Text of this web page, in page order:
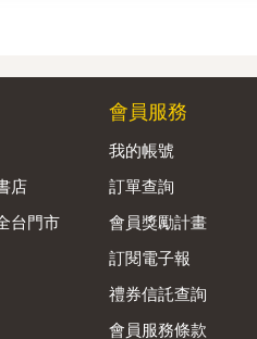
店
台門市
會員服務
我的帳號
訂單查詢
會員獎勵計畫
訂閱電子報
禮券信託查詢
會員服務條款